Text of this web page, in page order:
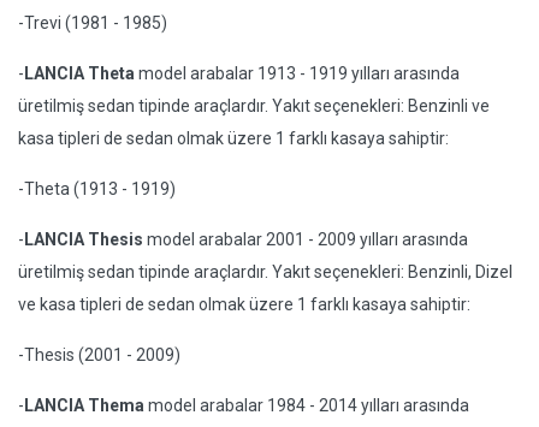
-Trevi (1981 - 1985)
- LANCIA Theta model arabalar 1913 - 1919 yılları arasında
üretilmiş sedan tipinde araçlardır. Yakıt seçenekleri: Benzinli ve
kasa tipleri de sedan olmak üzere 1 farklı kasaya sahiptir:
-Theta (1913 - 1919)
- LANCIA Thesis model arabalar 2001 - 2009 yılları arasında
üretilmiş sedan tipinde araçlardır. Yakıt seçenekleri: Benzinli, Dizel
ve kasa tipleri de sedan olmak üzere 1 farklı kasaya sahiptir:
-Thesis (2001 - 2009)
- LANCIA Thema model arabalar 1984 - 2014 yılları arasında